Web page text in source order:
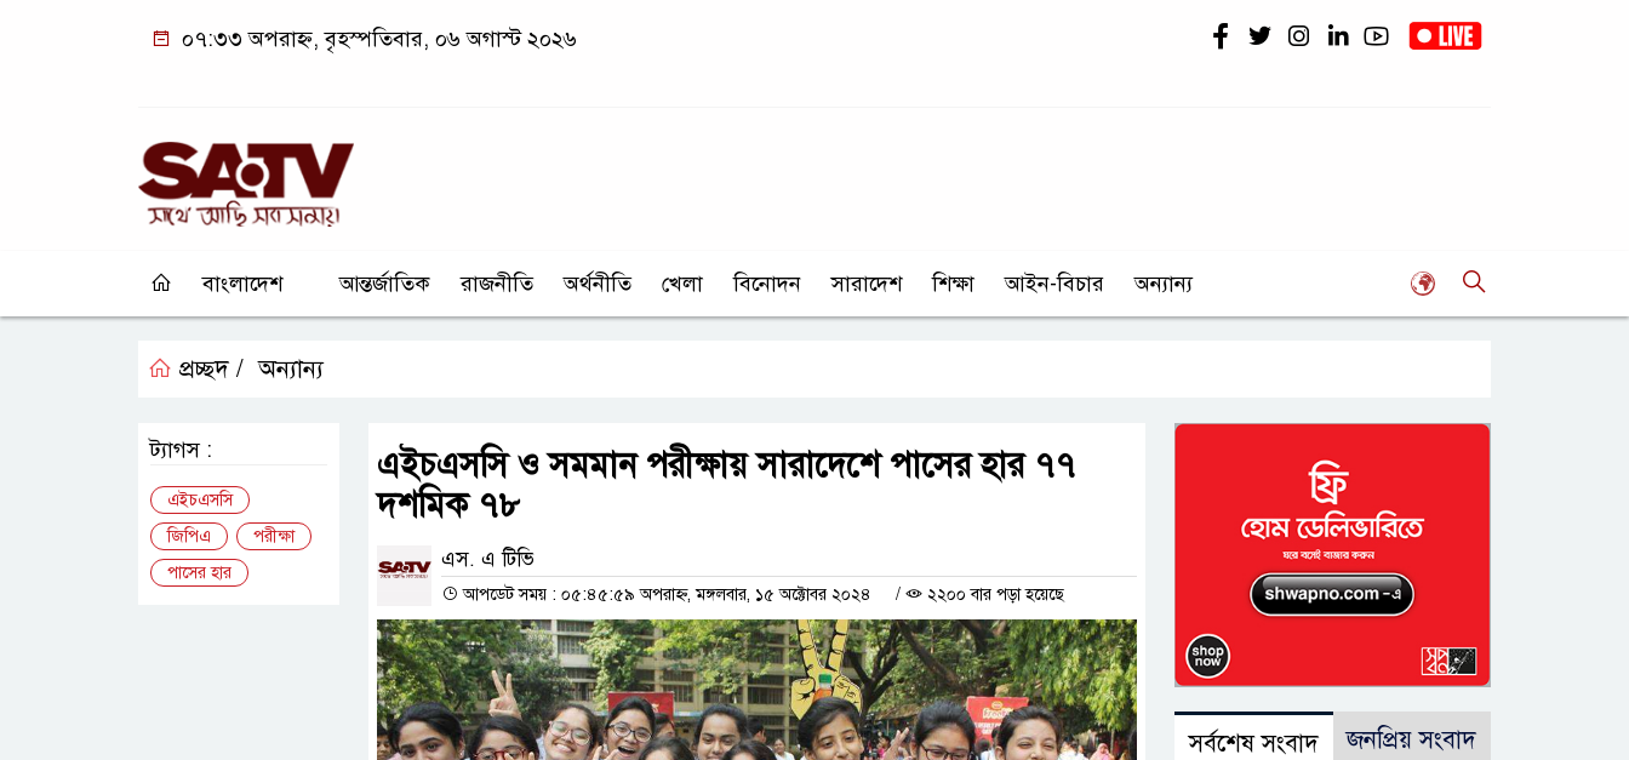
০৭:৩৩ অপরাহ্ন, বৃহস্পতিবার, ০৬ অগাস্ট ২০২৬
বাংলাদেশ আন্তর্জাতিক রাজনীতি অর্থনীতি খেলা বিনোদন সারাদেশ শিক্ষা আইন-বিচার অন্যান্য
প্রচ্ছদ / অন্যান্য
এইচএসসি ও সমমান পরীক্ষায় সারাদেশে পাসের হার ৭৭
দশমিক ৭৮
এস. এ টিভি
আপডেট সময় : ০৫:৪৫:৫৯ অপরাহ্ন, মঙ্গলবার, ১৫ অক্টোবর ২০২৪ / ২২০০ বার পড়া হয়েছে
ট্যাগস :
এইচএসসি
জিপিএ
পরীক্ষা
পাসের হার
সর্বশেষ সংবাদ জনপ্রিয় সংবাদ